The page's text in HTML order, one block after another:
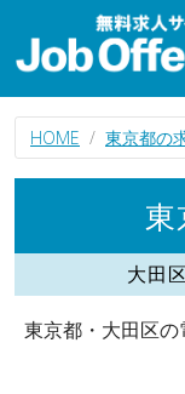
HOME 東京都の
東
大田
東京都・大田区